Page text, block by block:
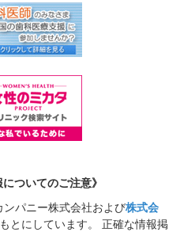
ついてのご注意》
パニー株式会社および株式会
とにしています。 正確な情報掲